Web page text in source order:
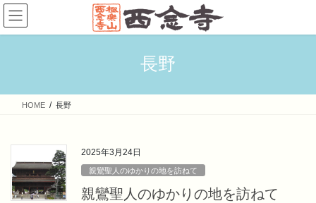
コ
ン
テ
ス
ナ
ビ
ゲ
ン
長野
HOME 長野
2025年3月24日
親鸞聖人のゆかりの地を訪ねて
親鸞聖人のゆかりの地を訪ねて